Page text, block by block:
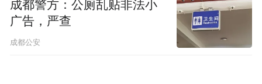
成都警方：公厕乱贴非法小
广告，严查
成都公安